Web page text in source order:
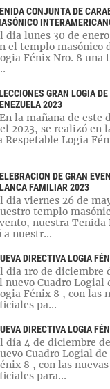
CONJUNTA DE
dia lunes 30 de
el templo masónico
Fénix Nro. 8 una
GRAN LOGIA
2023
En la mañana de este
2023, se realizó en
Respetable Logia
DE GRAN
FAMILIAR 2023
dia viernes 26 de
templo
nuestra
nuestr...
DIRECTIVA LOGIA
dia 1ro de diciembre
nuevo Cuadro Logial
Fénix 8 , con las
pa...
DIRECTIVA LOGIA
día 4 de diciembre
Cuadro Logial
8 , con las
para...